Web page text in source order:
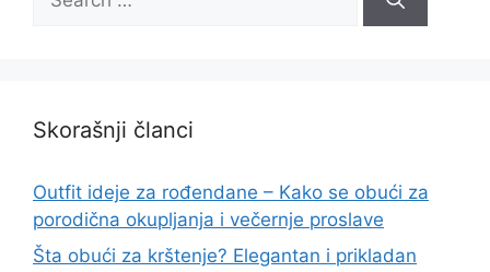
for:
Skorašnji članci
Outfit ideje za rođendane – Kako se obući za
porodična okupljanja i večernje proslave
Šta obući za krštenje? Elegantan i prikladan